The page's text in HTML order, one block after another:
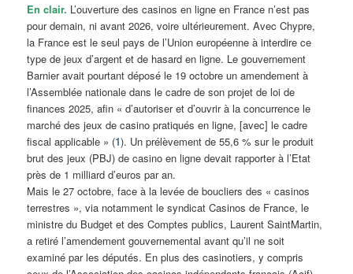
En clair. L’ouverture des casinos en ligne en France n’est pas
pour demain, ni avant 2026, voire ultérieurement. Avec Chypre,
la France est le seul pays de l’Union européenne à interdire ce
type de jeux d’argent et de hasard en ligne. Le gouvernement
Barnier avait pourtant déposé le 19 octobre un amendement à
l’Assemblée nationale dans le cadre de son projet de loi de
finances 2025, afin « d’autoriser et d’ouvrir à la concurrence le
marché des jeux de casino pratiqués en ligne, [avec] le cadre
fiscal applicable » (1). Un prélèvement de 55,6 % sur le produit
brut des jeux (PBJ) de casino en ligne devait rapporter à l’Etat
près de 1 milliard d’euros par an.
Mais le 27 octobre, face à la levée de boucliers des « casinos
terrestres », via notamment le syndicat Casinos de France, le
ministre du Budget et des Comptes publics, Laurent SaintMartin,
a retiré l’amendement gouvernemental avant qu’il ne soit
examiné par les députés. En plus des casinotiers, y compris